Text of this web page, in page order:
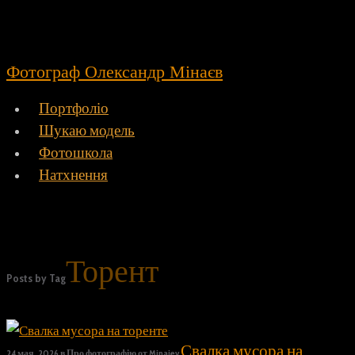
Фотограф Олександр Мінаєв
Портфоліо
Шукаю модель
Фотошкола
Натхнення
Posts by TagТорент
Свалка мусора на